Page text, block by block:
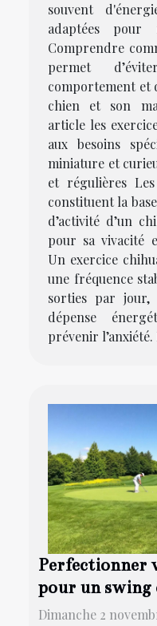
souvent
adaptées
Comprendre
permet
comportement et
chien et son
article les
aux besoins
miniature et
et régulières
constituent la
d’activité d’un
pour sa vivacité
Un exercice
une fréquence
sorties par
dépense
prévenir l’anxiété.
Perfectionner
pour un swing
Dimanche 2